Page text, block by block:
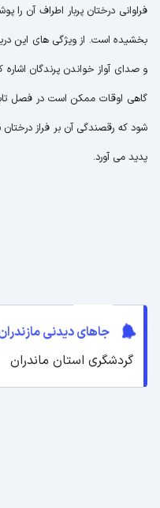
فراوانی درختان پربار اطراف آن را
بخشیده است. از ویژگی های این
و صدای آواز خواندن پرندگان
گاهی اوقات ممکن است در فصل
شود که رقصندگی آن بر فراز درختان
پدید می آورد.
جاهای دیدنی
گردشگری استان ماندران